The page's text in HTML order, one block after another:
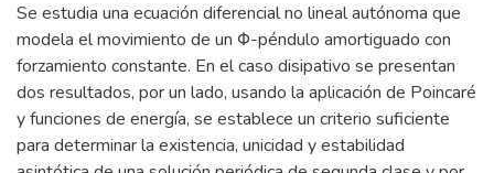
Se estudia una ecuación diferencial no lineal autónoma que
modela el movimiento de un Φ-péndulo amortiguado con
forzamiento constante. En el caso disipativo se presentan
dos resultados, por un lado, usando la aplicación de Poincaré
y funciones de energía, se establece un criterio suficiente
para determinar la existencia, unicidad y estabilidad